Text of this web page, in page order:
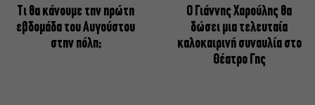
Τι θα κάνουμε την πρώτη
εβδομάδα του Αυγούστου
στην πόλη;
Ο Γιάννης Χαρούλης θα
δώσει μια τελευταία
καλοκαιρινή συναυλία στο
Θέατρο Γης